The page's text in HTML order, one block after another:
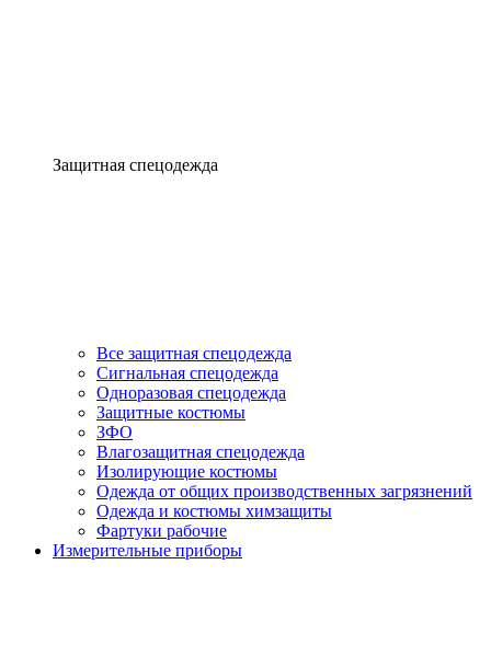
Защитная спецодежда
Все защитная спецодежда
Сигнальная спецодежда
Одноразовая спецодежда
Защитные костюмы
ЗФО
Влагозащитная спецодежда
Изолирующие костюмы
Одежда от общих производственных загрязнений
Одежда и костюмы химзащиты
Фартуки рабочие
Измерительные приборы